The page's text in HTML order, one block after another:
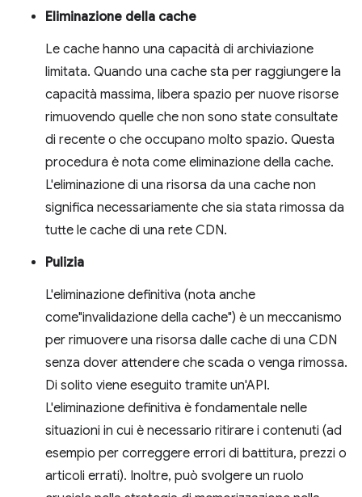
Eliminazione della cache
Le cache hanno una capacità di archiviazione
limitata. Quando una cache sta per raggiungere la
capacità massima, libera spazio per nuove risorse
rimuovendo quelle che non sono state consultate
di recente o che occupano molto spazio. Questa
procedura è nota come eliminazione della cache.
L'eliminazione di una risorsa da una cache non
significa necessariamente che sia stata rimossa da
tutte le cache di una rete CDN.
Pulizia
L'eliminazione definitiva (nota anche
come"invalidazione della cache") è un meccanismo
per rimuovere una risorsa dalle cache di una CDN
senza dover attendere che scada o venga rimossa.
Di solito viene eseguito tramite un'API.
L'eliminazione definitiva è fondamentale nelle
situazioni in cui è necessario ritirare i contenuti (ad
esempio per correggere errori di battitura, prezzi o
articoli errati). Inoltre, può svolgere un ruolo